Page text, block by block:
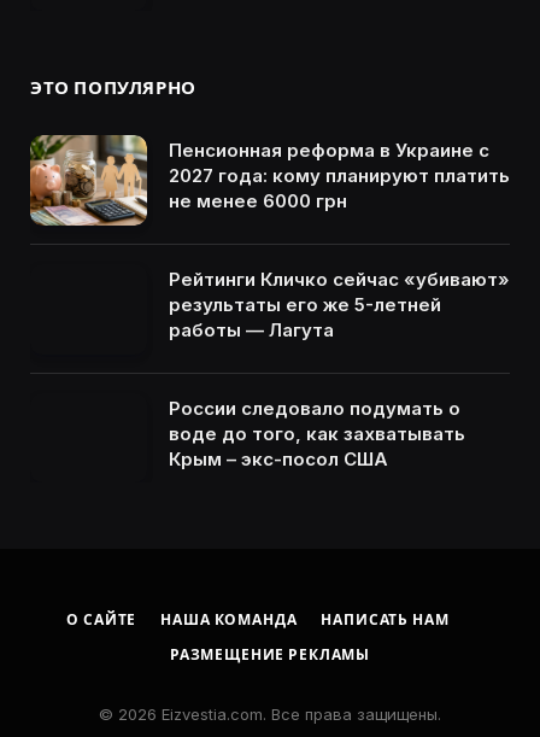
ЭТО ПОПУЛЯРНО
Пенсионная реформа в Украине с
2027 года: кому планируют платить
не менее 6000 грн
Рейтинги Кличко сейчас «убивают»
результаты его же 5-летней
работы — Лагута
России следовало подумать о
воде до того, как захватывать
Крым – экс-посол США
О САЙТЕ НАША КОМАНДА
НАПИСАТЬ НАМ
РАЗМЕЩЕНИЕ РЕКЛАМЫ
© 2026 Eizvestia.com. Все права защищены.